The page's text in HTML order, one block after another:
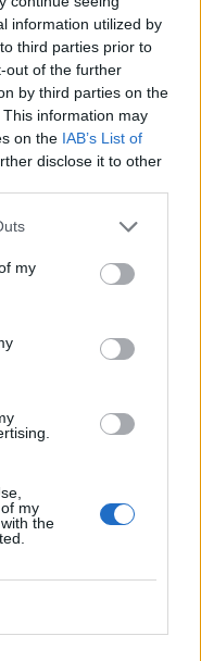
information utilized by
third parties prior to
out of the further
by third parties on the
This information may
on the IAB’s List of
disclose it to other
my
my
the
w sztuce?
nie tylko